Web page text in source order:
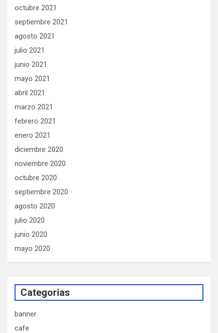
octubre 2021
septiembre 2021
agosto 2021
julio 2021
junio 2021
mayo 2021
abril 2021
marzo 2021
febrero 2021
enero 2021
diciembre 2020
noviembre 2020
octubre 2020
septiembre 2020
agosto 2020
julio 2020
junio 2020
mayo 2020
Categorias
banner
cafe